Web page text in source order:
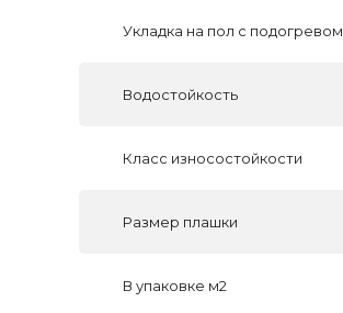
Укладка на пол c подогревом
Водостойкость
Класс износостойкости
Размер плашки
В упаковке м2